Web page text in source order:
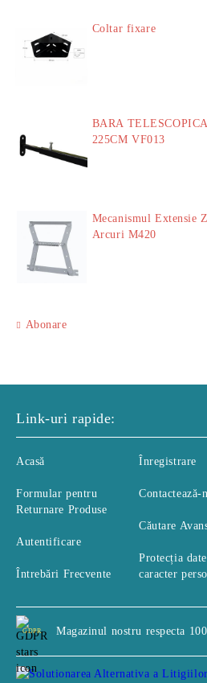
Coltar fixare
BARA TELESCOPICA 120-
225CM VF013
Mecanismul Extensie Z cu
Arcuri M420
Abonare
Link-uri rapide:
Acasă
Formular pentru
Returnare Produse
Autentificare
Întrebări Frecvente
Înregistrare
Contactează-
Căutare
Protecția
caracter
GDPR Magazinul nostru respecta